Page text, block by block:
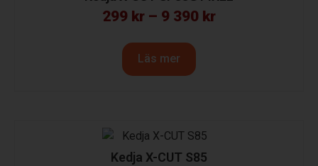
299 kr – 9 390 kr
Läs mer
Kedja X-CUT S85